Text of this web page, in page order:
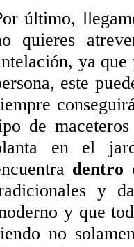
último,
quieres
ya que
este
de
en el
dentro
y
y que
no